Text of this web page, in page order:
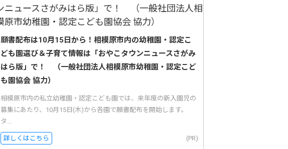
願書配布は10月15日から！相模原市内の幼稚園・認定こ
ども園選び＆子育て情報は「おやこタウンニュースさがみ
はら版」で！ （一般社団法人相模原市幼稚園・認定こど
も園協会 協力）
相模原市内の私立幼稚園・認定こども園では、来年度の新入園児の
募集にあたり、10月15日(木)から各園で願書配布を開始します。
タ...
詳しくはこちら (PR)